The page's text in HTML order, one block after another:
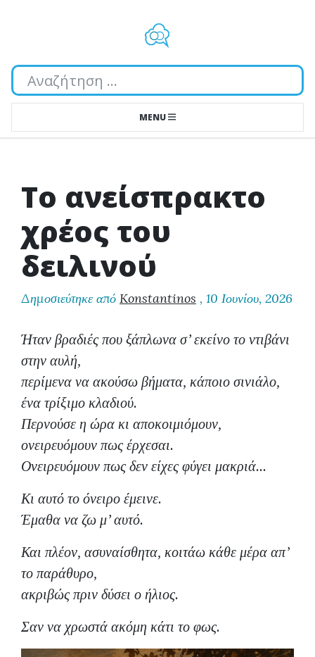
Αναζήτηση...
MENU
Το ανείσπρακτο
χρέος του
δειλινού
Δημοσιεύτηκε από Konstantinos , 10 Ιουνίου, 2026
Ήταν βραδιές που ξάπλωνα σ’ εκείνο το ντιβάνι
στην αυλή,
περίμενα να ακούσω βήματα, κάποιο σινιάλο,
ένα τρίξιμο κλαδιού.
Περνούσε η ώρα κι αποκοιμιόμουν,
ονειρευόμουν πως έρχεσαι.
Ονειρευόμουν πως δεν είχες φύγει μακριά...
Κι αυτό το όνειρο έμεινε.
Έμαθα να ζω μ’ αυτό.
Και πλέον, ασυναίσθητα, κοιτάω κάθε μέρα απ’
το παράθυρο,
ακριβώς πριν δύσει ο ήλιος.
Σαν να χρωστά ακόμη κάτι το φως.